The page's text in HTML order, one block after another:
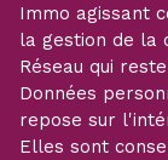
Immo agissant
la gestion de la
Réseau qui
Données
repose sur
Elles sont